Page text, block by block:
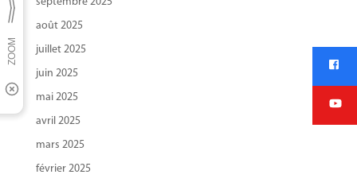
août 2025
juillet 2025
juin 2025
mai 2025
avril 2025
mars 2025
février 2025